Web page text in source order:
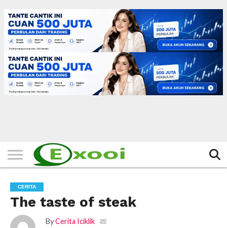
HOME
FILTER
BERITA
BIODATA
CERITA
CERPEN
EKSKLUSIF
FOTO
VIDEO
TIPS
MORE
CERITA
The taste of steak
By Cerita Iciklik